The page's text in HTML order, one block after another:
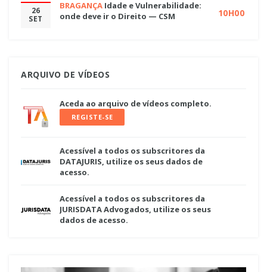
26
SET
BRAGANÇA Idade e Vulnerabilidade:
onde deve ir o Direito — CSM
10H00
ARQUIVO DE VÍDEOS
Aceda ao arquivo de vídeos completo.
REGISTE-SE
Acessível a todos os subscritores da
DATAJURIS, utilize os seus dados de
acesso.
Acessível a todos os subscritores da
JURISDATA Advogados, utilize os seus
dados de acesso.